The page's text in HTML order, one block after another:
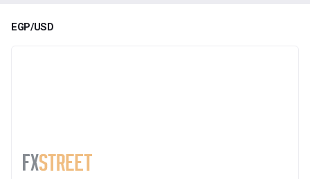
EGP/USD